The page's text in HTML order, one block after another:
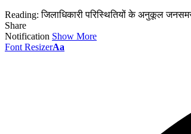
Reading: जिलाधिकारी परिस्थितियों के अनुकूल
Share
Notification Show More
Font ResizerAa